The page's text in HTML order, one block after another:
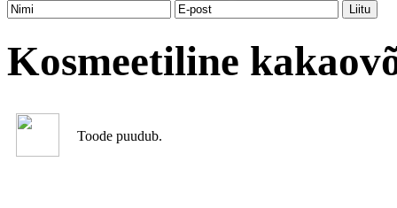
Kosmeetiline
Toode puudub.